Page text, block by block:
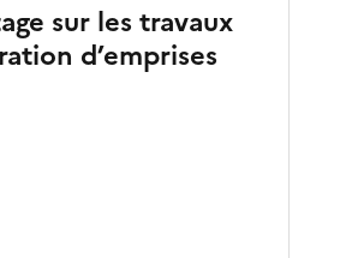
sur les travaux
d’emprises